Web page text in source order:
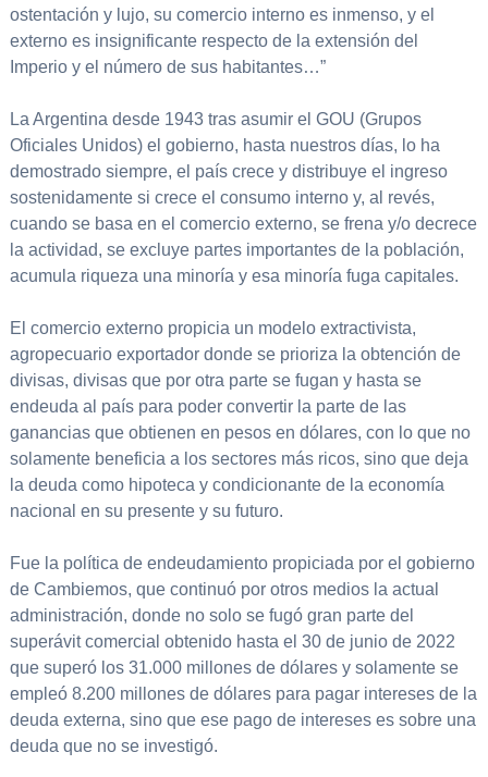
ostentación y lujo, su comercio interno es inmenso, y el
externo es insignificante respecto de la extensión del
Imperio y el número de sus habitantes…”
La Argentina desde 1943 tras asumir el GOU (Grupos
Oficiales Unidos) el gobierno, hasta nuestros días, lo ha
demostrado siempre, el país crece y distribuye el ingreso
sostenidamente si crece el consumo interno y, al revés,
cuando se basa en el comercio externo, se frena y/o decrece
la actividad, se excluye partes importantes de la población,
acumula riqueza una minoría y esa minoría fuga capitales.
El comercio externo propicia un modelo extractivista,
agropecuario exportador donde se prioriza la obtención de
divisas, divisas que por otra parte se fugan y hasta se
endeuda al país para poder convertir la parte de las
ganancias que obtienen en pesos en dólares, con lo que no
solamente beneficia a los sectores más ricos, sino que deja
la deuda como hipoteca y condicionante de la economía
nacional en su presente y su futuro.
Fue la política de endeudamiento propiciada por el gobierno
de Cambiemos, que continuó por otros medios la actual
administración, donde no solo se fugó gran parte del
superávit comercial obtenido hasta el 30 de junio de 2022
que superó los 31.000 millones de dólares y solamente se
empleó 8.200 millones de dólares para pagar intereses de la
deuda externa, sino que ese pago de intereses es sobre una
deuda que no se investigó.